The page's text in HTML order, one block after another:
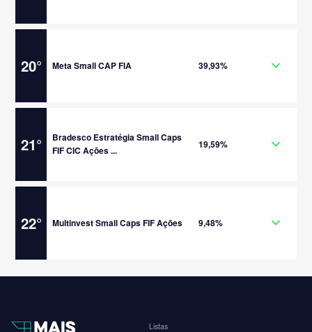
20° Meta Small CAP FIA 39,93%
21°
Bradesco Estratégia Small Caps
FIF CIC Ações ...
19,59%
22° Multinvest Small Caps FIF Ações 9,48%
Listas